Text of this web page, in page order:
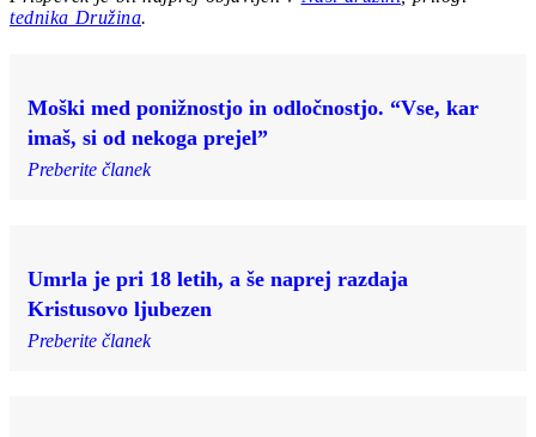
tednika Družina.
Moški med ponižnostjo in odločnostjo. “Vse, kar
imaš, si od nekoga prejel”
Preberite članek
Umrla je pri 18 letih, a še naprej razdaja
Kristusovo ljubezen
Preberite članek